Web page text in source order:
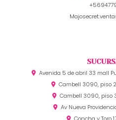
Avenida 5 de abril 33 mall
Cambell 3090, piso
Cambell 3090, piso
Av Nueva